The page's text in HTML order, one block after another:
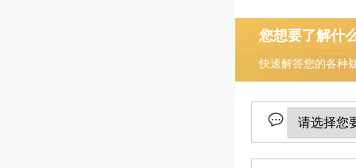
您想要了解什
快速解答您的各种